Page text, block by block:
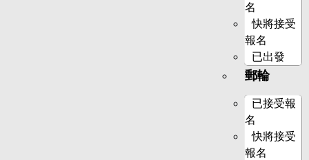
名
快將接受
報名
已出發
郵輪
已接受報
名
快將接受
報名